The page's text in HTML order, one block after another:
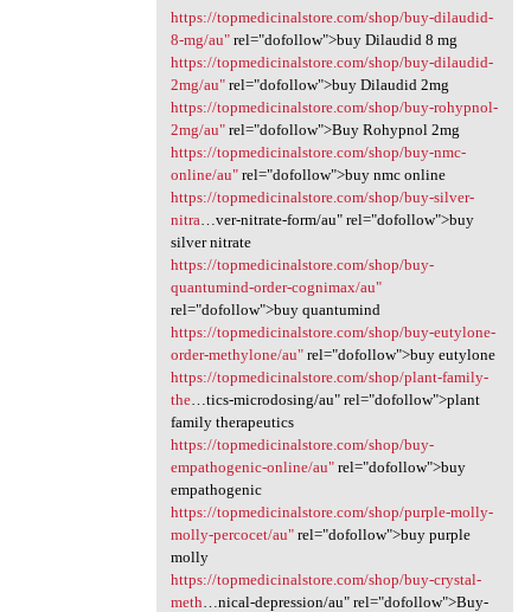
https://topmedicinalstore.com/shop/buy-dilaudid-
8-mg/au"rel="dofollow">buy Dilaudid 8 mg
https://topmedicinalstore.com/shop/buy-dilaudid-
2mg/au"rel="dofollow">buy Dilaudid 2mg
https://topmedicinalstore.com/shop/buy-rohypnol-
2mg/au"rel="dofollow">Buy Rohypnol 2mg
https://topmedicinalstore.com/shop/buy-nmc-
online/au"rel="dofollow">buy nmc online
https://topmedicinalstore.com/shop/buy-silver-
nitra …ver-nitrate-form/au" rel="dofollow">buy
silver nitrate
https://topmedicinalstore.com/shop/buy-
quantumind-order-cognimax/au"
rel="dofollow">buy quantumind
https://topmedicinalstore.com/shop/buy-eutylone-
order-methylone/au"rel="dofollow">buy eutylone
https://topmedicinalstore.com/shop/plant-family-
the…tics-microdosing/au" rel="dofollow">plant
family therapeutics
https://topmedicinalstore.com/shop/buy-
empathogenic-online/au"rel="dofollow">buy
empathogenic
https://topmedicinalstore.com/shop/purple-molly-
molly-percocet/au"rel="dofollow">buy purple
molly
https://topmedicinalstore.com/shop/buy-crystal-
meth …nical-depression/au" rel="dofollow">Buy-